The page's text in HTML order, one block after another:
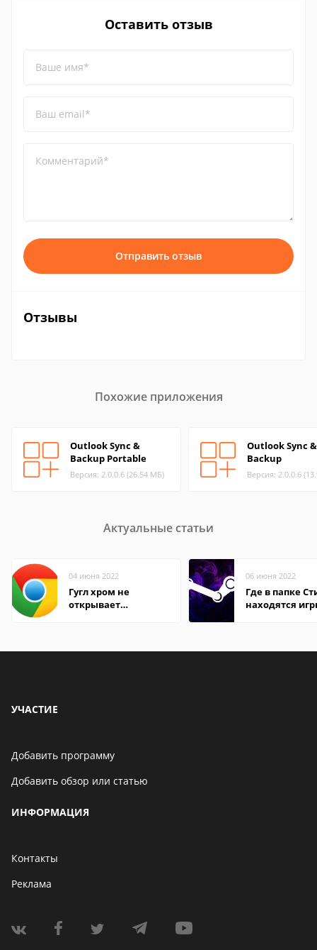
Оставить отзыв
Ваше имя*
Ваш email*
Комментарий*
Отправить отзыв
Отзывы
Похожие приложения
Outlook Sync &
Backup Portable
Версия: 2.0.0.6 (26.54 МБ)
Outlook Sync &
Backup
Версия: 2.0.0.6
Актуальные статьи
04 июня 2022
Гугл хром не
открывает
06 июня 2022
Где в папке
находятся
УЧАСТИЕ
Добавить программу
Добавить обзор или статью
ИНФОРМАЦИЯ
Контакты
Реклама